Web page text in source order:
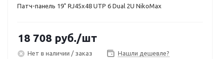
Патч-панель 19" RJ45х48 UTP 6 Dual 2U NikoMax
18 708 руб./шт
Нет в наличии / заказ Нашли дешевле?